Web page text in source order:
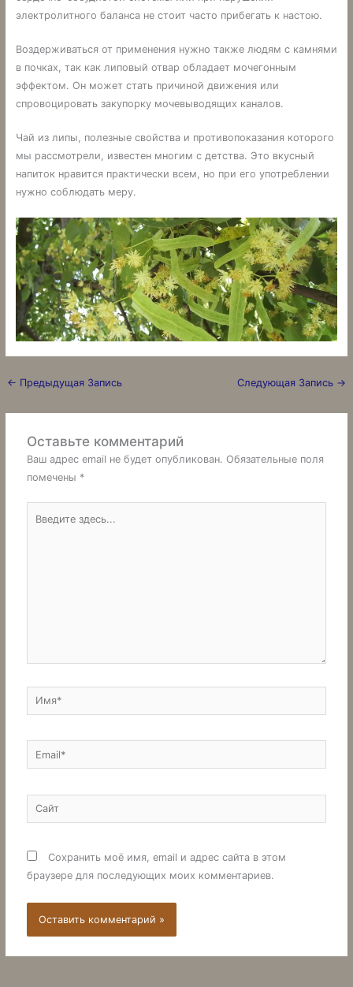
электролитного баланса не стоит часто прибегать к настою.
Воздерживаться от применения нужно также людям с камнями
в почках, так как липовый отвар обладает мочегонным
эффектом. Он может стать причиной движения или
спровоцировать закупорку мочевыводящих каналов.
Чай из липы, полезные свойства и противопоказания которого
мы рассмотрели, известен многим с детства. Это вкусный
напиток нравится практически всем, но при его употреблении
нужно соблюдать меру.
← Предыдущая Запись Следующая Запись →
Оставьте комментарий
Ваш адрес email не будет опубликован. Обязательные поля
помечены *
здесь...
Имя*
Email*
Сайт
Сохранить моё имя, email и адрес сайта в этом
браузере для последующих моих комментариев.